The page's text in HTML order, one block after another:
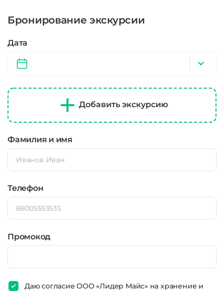
Бронирование экскурсии
Дата
Добавить экскурсию
Фамилия и имя
Телефон
Промокод
Даю согласие ООО «Лидер Майс» на хранение и